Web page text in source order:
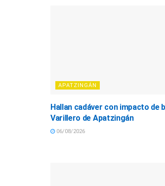
APATZINGÁN
Hallan cadáver con impacto de
Varillero de Apatzingán
06/08/2026